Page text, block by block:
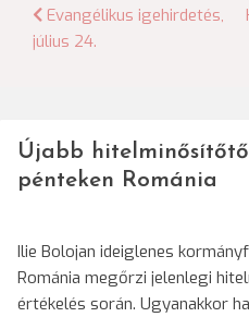
Bejegyzés
navigáció
Evangélikus igehirdetés,
július 24.
Újabb
pénteken Románia
Ilie Bolojan ideiglenes
Románia megőrzi jelenlegi
értékelés során. Ugyanakkor